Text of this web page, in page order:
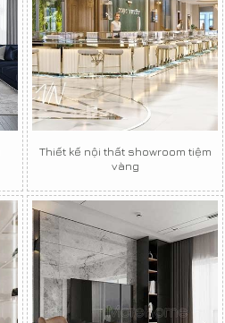
Thiết kế nội thất showroom tiệm
vàng